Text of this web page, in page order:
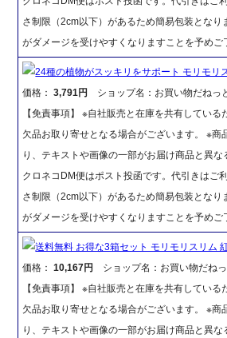
さ制限（2cm以下）があるため簡易包装となり
がダメージを受けやすくなりますことを予めご
24種の植物がスッキリをサポート モリモリ
価格：3,791円
ショップ名：お買い物だねっ
【免責事項】 ※自社販売と在庫を共有している
欠品お取り寄せとなる場合がございます。 ※商
り、テキストや画像の一部がお届け商品と異
クロネコDM便はポスト投函です。代引きはご
さ制限（2cm以下）があるため簡易包装となり
がダメージを受けやすくなりますことを予めご
送料無料 お得な3箱セット モリモリスリム
価格：10,167円
ショップ名：お買い物だねっ
【免責事項】 ※自社販売と在庫を共有している
欠品お取り寄せとなる場合がございます。 ※商
り、テキストや画像の一部がお届け商品と異